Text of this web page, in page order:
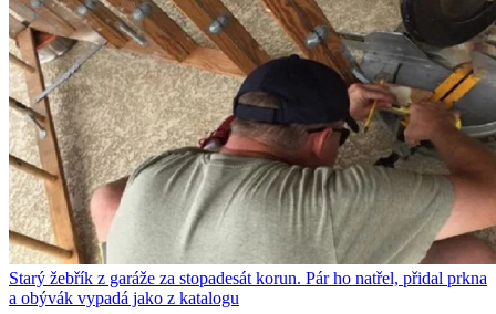
Starý žebřík z garáže za stopadesát korun. Pár ho natřel, přidal prkna
a obývák vypadá jako z katalogu